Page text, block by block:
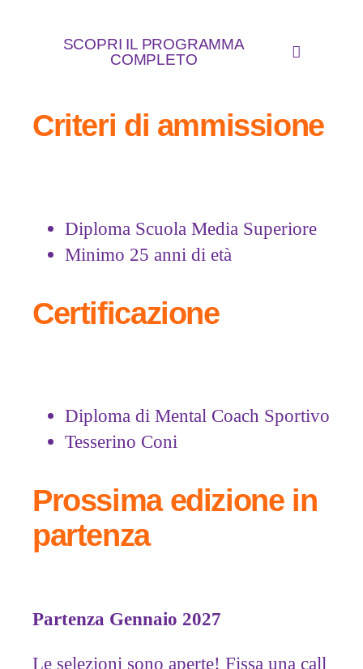
SCOPRI IL PROGRAMMA
COMPLETO
Criteri di ammissione
Diploma Scuola Media Superiore
Minimo 25 anni di età
Certificazione
Diploma di Mental Coach Sportivo
Tesserino Coni
Prossima edizione in
partenza
Partenza Gennaio 2027
Le selezioni sono aperte! Fissa una call